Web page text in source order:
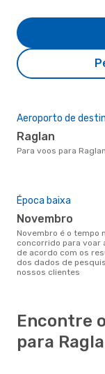
Aeroporto de
Raglan
Para voos para Raglan
Época baixa
novembro
novembro é o tempo menos
concorrido para voar
de acordo com os
dos dados de
nossos clientes
Encontre
para